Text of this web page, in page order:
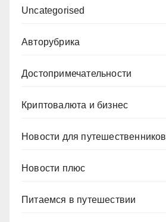
Uncategorised
Авторубрика
Достопримечательности
Криптовалюта и бизнес
Новости для путешественников
Новости плюс
Питаемся в путешествии